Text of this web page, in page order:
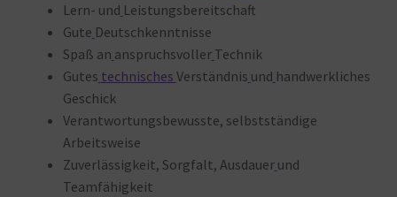
Lern- und Leistungsbereitschaft
Gute Deutschkenntnisse
Spaß an anspruchsvoller Technik
Gutes technisches Verständnis und handwerkliches
Geschick
Verantwortungsbewusste, selbstständige
Arbeitsweise
Zuverlässigkeit, Sorgfalt, Ausdauer und
Teamfähigkeit